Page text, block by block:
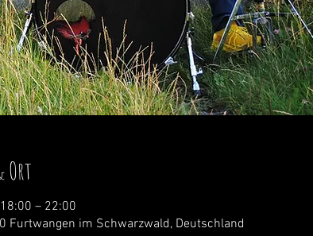
Ort
– 22:00
Furtwangen im Schwarzwald, Deutschland